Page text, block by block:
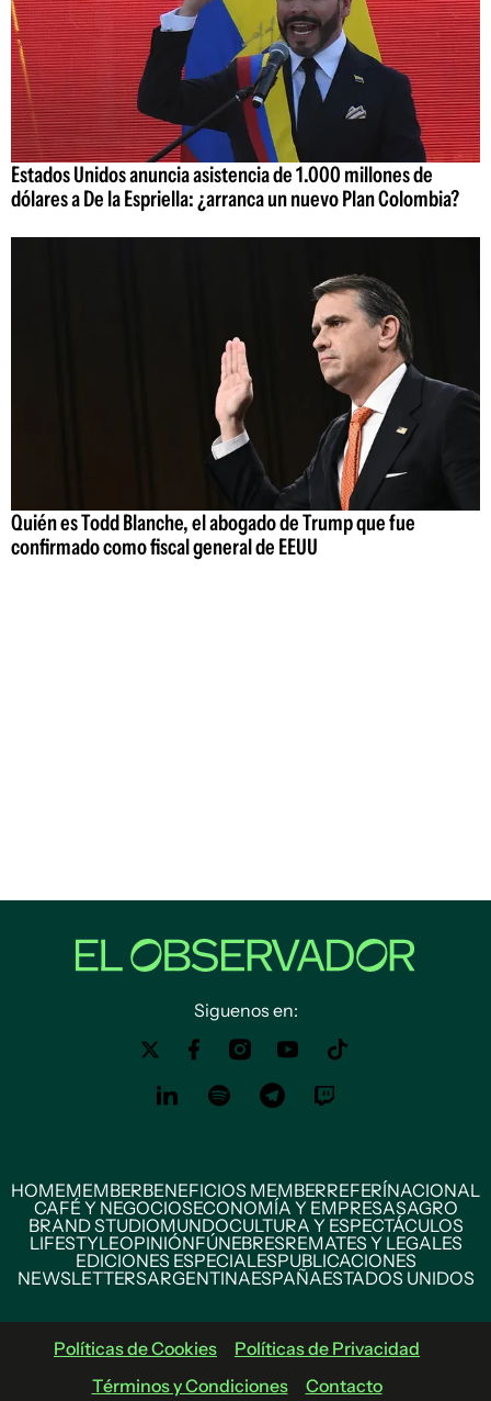
Estados Unidos anuncia asistencia de 1.000 millones de
dólares a De la Espriella: ¿arranca un nuevo Plan Colombia?
Quién es Todd Blanche, el abogado de Trump que fue
confirmado como fiscal general de EEUU
Siguenos en:
HOMEMEMBERBENEFICIOS MEMBERREFERÍNACIONAL
CAFÉ Y NEGOCIOSECONOMÍA Y EMPRESASAGRO
BRAND STUDIOMUNDOCULTURA Y ESPECTÁCULOS
LIFESTYLEOPINIÓNFÚNEBRESREMATES Y LEGALES
EDICIONES ESPECIALESPUBLICACIONES
NEWSLETTERSARGENTINAESPAÑAESTADOS UNIDOS
Políticas de Cookies
Políticas de Privacidad
Términos y Condiciones
Contacto